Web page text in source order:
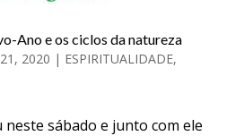
Ano e os ciclos da natureza
2020 | ESPIRITUALIDADE,
sábado e junto com ele